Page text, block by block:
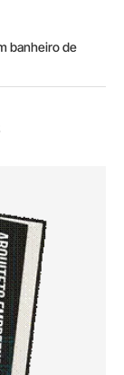
banheiro de